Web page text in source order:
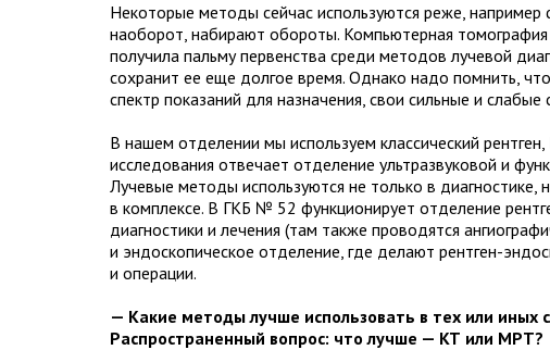
Некоторые методы сейчас используются реже, например
наоборот, набирают обороты. Компьютерная
получила пальму первенства среди методов лучевой
сохранит ее еще долгое время. Однако надо помнить,
спектр показаний для назначения, свои сильные и слабые
В нашем отделении мы используем классический
исследования отвечает отделение ультразвуковой и
Лучевые методы используются не только в диагностике,
в комплексе. В ГКБ № 52 функционирует отделение
диагностики и лечения (там также проводятся
и эндоскопическое отделение, где делают рентген-
и операции.
— Какие методы лучше использовать в тех или иных
Распространенный вопрос: что лучше — КТ или МРТ?